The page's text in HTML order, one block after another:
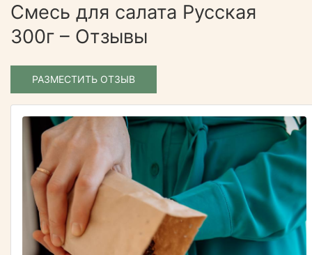
Смесь для салата Русская
300г – Отзывы
РАЗМЕСТИТЬ ОТЗЫВ